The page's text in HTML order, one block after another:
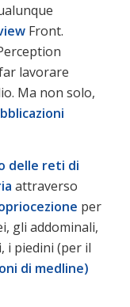
Front.
lavorare
Ma non solo,
delle reti di
attraverso
per
gli addominali,
i piedini (per il
di medline)